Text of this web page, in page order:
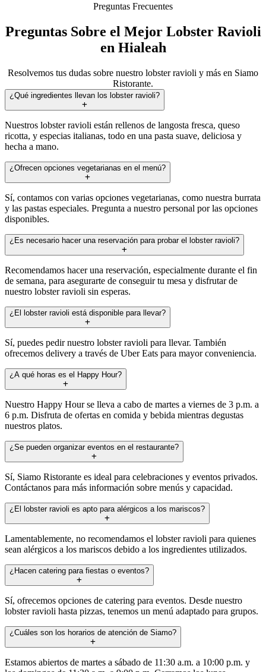
Preguntas Frecuentes
Preguntas Sobre el Mejor Lobster Ravioli
en Hialeah
Resolvemos tus dudas sobre nuestro lobster ravioli y más en Siamo
Ristorante.
¿Qué ingredientes llevan los lobster ravioli?
Nuestros lobster ravioli están rellenos de langosta fresca, queso
ricotta, y especias italianas, todo en una pasta suave, deliciosa y
hecha a mano.
¿Ofrecen opciones vegetarianas en el menú?
Sí, contamos con varias opciones vegetarianas, como nuestra burrata
y las pastas especiales. Pregunta a nuestro personal por las opciones
disponibles.
¿Es necesario hacer una reservación para probar el lobster ravioli?
Recomendamos hacer una reservación, especialmente durante el fin
de semana, para asegurarte de conseguir tu mesa y disfrutar de
nuestro lobster ravioli sin esperas.
¿El lobster ravioli está disponible para llevar?
Sí, puedes pedir nuestro lobster ravioli para llevar. También
ofrecemos delivery a través de Uber Eats para mayor conveniencia.
¿A qué horas es el Happy Hour?
Nuestro Happy Hour se lleva a cabo de martes a viernes de 3 p.m. a
6 p.m. Disfruta de ofertas en comida y bebida mientras degustas
nuestros platos.
¿Se pueden organizar eventos en el restaurante?
Sí, Siamo Ristorante es ideal para celebraciones y eventos privados.
Contáctanos para más información sobre menús y capacidad.
¿El lobster ravioli es apto para alérgicos a los mariscos?
Lamentablemente, no recomendamos el lobster ravioli para quienes
sean alérgicos a los mariscos debido a los ingredientes utilizados.
¿Hacen catering para fiestas o eventos?
Sí, ofrecemos opciones de catering para eventos. Desde nuestro
lobster ravioli hasta pizzas, tenemos un menú adaptado para grupos.
¿Cuáles son los horarios de atención de Siamo?
Estamos abiertos de martes a sábado de 11:30 a.m. a 10:00 p.m. y